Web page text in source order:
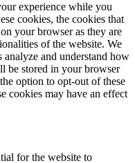
experience while you
cookies, the cookies that
your browser as they are
of the website. We
analyze and understand how
be stored in your browser
option to opt-out of these
cookies may have an effect
for the website to